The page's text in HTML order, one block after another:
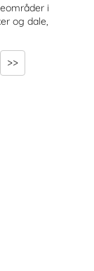
i
og dale,
>>